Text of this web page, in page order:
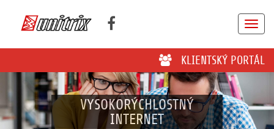
KLIENTSKÝ PORTÁL
VYSOKORÝCHLOSTNÝ
INTERNET